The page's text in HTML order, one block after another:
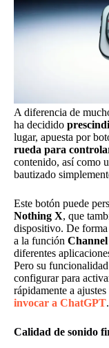
A diferencia de
ha decidido
lugar, apuesta por
rueda para
contenido, así como
bautizado
Este botón puede
Nothing X, que
dispositivo. De forma
a la función
diferentes
Pero su
configurar para
rápidamente a
invocar a ChatGPT.
Calidad de sonido